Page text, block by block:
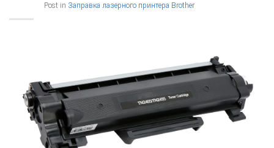
Post in Заправка лазерного принтера Brother